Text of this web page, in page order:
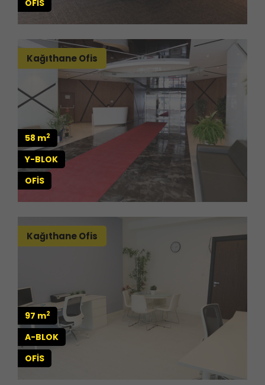
OFİS
Kağıthane Ofis
58 m2
Y-BLOK
OFİS
Kağıthane Ofis
97 m2
A-BLOK
OFİS